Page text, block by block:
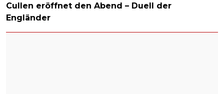
Cullen eröffnet den Abend – Duell der
Engländer